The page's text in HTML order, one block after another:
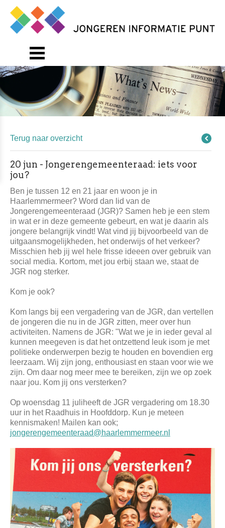
Terug naar overzicht
20 jun - Jongerengemeenteraad: iets voor
jou?
Ben je tussen 12 en 21 jaar en woon je in
Haarlemmermeer? Word dan lid van de
Jongerengemeenteraad (JGR)? Samen heb je een stem
in wat er in deze gemeente gebeurt, en wat je daarin als
jongere belangrijk vindt! Wat vind jij bijvoorbeeld van de
uitgaansmogelijkheden, het onderwijs of het verkeer?
Misschien heb jij wel hele frisse ideeen over gebruik van
social media. Kortom, met jou erbij staan we, staat de
JGR nog sterker.
Kom je ook?
Kom langs bij een vergadering van de JGR, dan vertellen
de jongeren die nu in de JGR zitten, meer over hun
activiteiten. Namens de JGR: "Wat we je in ieder geval al
kunnen meegeven is dat het ontzettend leuk isom je met
politieke onderwerpen bezig te houden en bovendien erg
leerzaam. Wij zijn jong, enthousiast en staan voor wie we
zijn. Om daar nog meer mee te bereiken, zijn we op zoek
naar jou. Kom jij ons versterken?
Op woensdag 11 juliheeft de JGR vergadering om 18.30
uur in het Raadhuis in Hoofddorp. Kun je meteen
kennismaken! Mailen kan ook;
jongerengemeenteraad@haarlemmermeer.nl